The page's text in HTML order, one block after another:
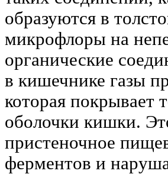
образуются в
микрофлоры на
органические
в кишечнике газы
которая покрывает
оболочки кишки.
пристеночное
ферментов и